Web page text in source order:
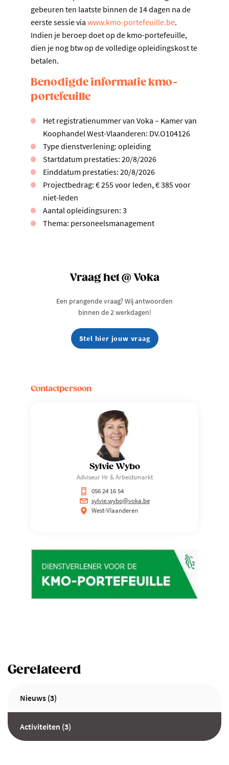
gebeuren ten laatste binnen de 14 dagen na de
eerste sessie via www.kmo-portefeuille.be.
Indien je beroep doet op de kmo-portefeuille,
dien je nog btw op de volledige opleidingskost te
betalen.
Benodigde informatie kmo-
portefeuille
Het registratienummer van Voka – Kamer van
Koophandel West-Vlaanderen: DV.O104126
Type dienstverlening: opleiding
Startdatum prestaties: 20/8/2026
Einddatum prestaties: 20/8/2026
Projectbedrag: € 255 voor leden, € 385 voor
niet-leden
Aantal opleidingsuren: 3
Thema: personeelsmanagement
Contactpersoon
Sylvie Wybo
Adviseur Hr & Arbeidsmarkt
056 24 16 54
sylvie.wybo@voka.be
West-Vlaanderen
Vraag het @ Voka
Een prangende vraag? Wij antwoorden
binnen de 2 werkdagen!
Stel hier jouw vraag
Gerelateerd
Nieuws (3)
Activiteiten (3)